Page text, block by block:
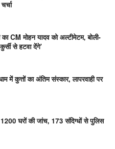
CM मोहन यादव को अल्टीमेटम, बोली-
से हटवा देंगे’
में कुत्तों का अंतिम संस्कार, लापरवाही पर
घरों की जांच, 173 संदिग्धों से पुलिस